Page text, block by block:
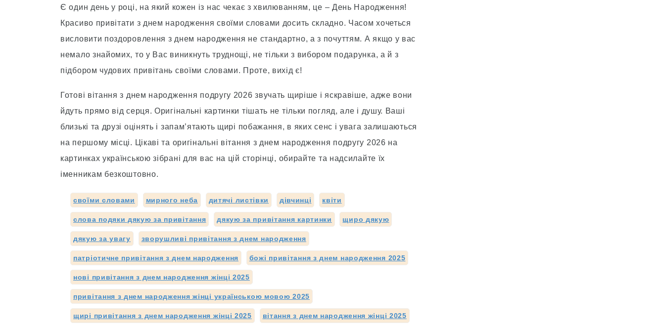
Є один день у році, на який кожен із нас чекає з хвилюванням, це – День Народження!
Красиво привітати з днем народження своїми словами досить складно. Часом хочеться
висловити поздоровлення з днем народження не стандартно, а з почуттям. А якщо у вас
немало знайомих, то у Вас виникнуть труднощі, не тільки з вибором подарунка, а й з
підбором чудових привітань своїми словами. Проте, вихід є!
Готові вітання з днем народження подругу 2026 звучать щиріше і яскравіше, адже вони
йдуть прямо від серця. Оригінальні картинки тішать не тільки погляд, але і душу. Ваші
близькі та друзі оцінять і запам’ятають щирі побажання, в яких сенс і увага залишаються
на першому місці. Цікаві та оригінальні вітання з днем народження подругу 2026 на
картинках українською зібрані для вас на цій сторінці, обирайте та надсилайте їх
іменникам безкоштовно.
своїми словами мирного неба дитячі листівки дівчинці квіти
слова подяки дякую за привітання дякую за привітання картинки щиро дякую
дякую за увагу зворушливі привітання з днем народження
патріотичне привітання з днем народження божі привітання з днем народження 2025
нові привітання з днем народження жінці 2025
привітання з днем народження жінці українською мовою 2025
щирі привітання з днем народження жінці 2025 вітання з днем народження жінці 2025